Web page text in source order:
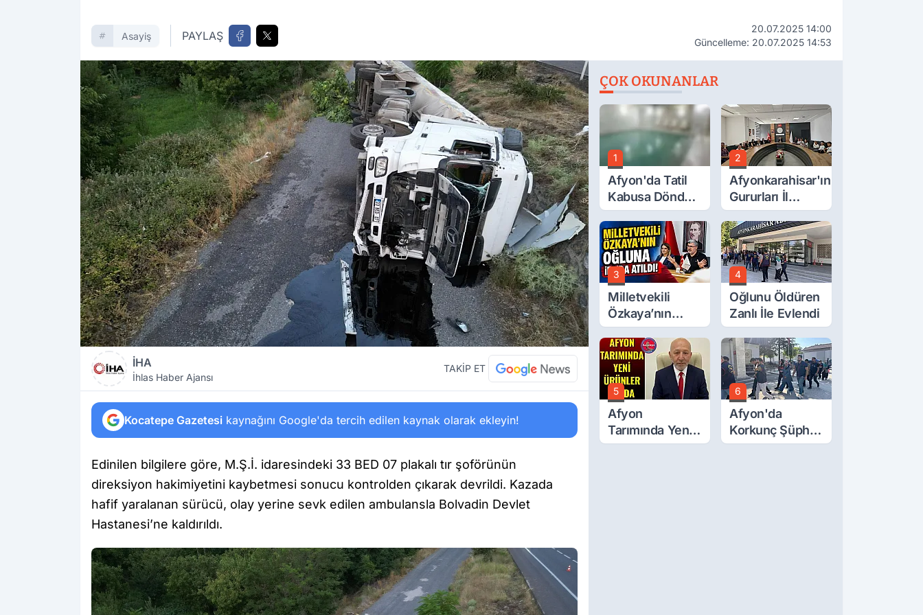
Asayiş PAYLAŞ
20.07.2025 14:00
Güncelleme: 20.07.2025 14:53
İHA
İhlas Haber Ajansı
TAKİP ET
Kocatepe Gazetesi kaynağını Google'da tercih edilen kaynak olarak ekleyin!
Edinilen bilgilere göre, M.Ş.İ. idaresindeki 33 BED 07 plakalı tır şoförünün
direksiyon hakimiyetini kaybetmesi sonucu kontrolden çıkarak devrildi. Kazada
hafif yaralanan sürücü, olay yerine sevk edilen ambulansla Bolvadin Devlet
Hastanesi’ne kaldırıldı.
ÇOK OKUNANLAR
1
Afyon'da Tatil
Kabusa Döndü,
Acı Son!
2
Afyonkarahisar'ın
Gururları İl
Müdürüyle
Buluştu
3
Milletvekili
Özkaya’nın
Oğluna İftira
Atıldı
4
Oğlunu Öldüren
Zanlı İle Evlendi
5
Afyon
Tarımında Yeni
Ürünler Yolda
6
Afyon'da
Korkunç Şüphe!
Düştü Mü,